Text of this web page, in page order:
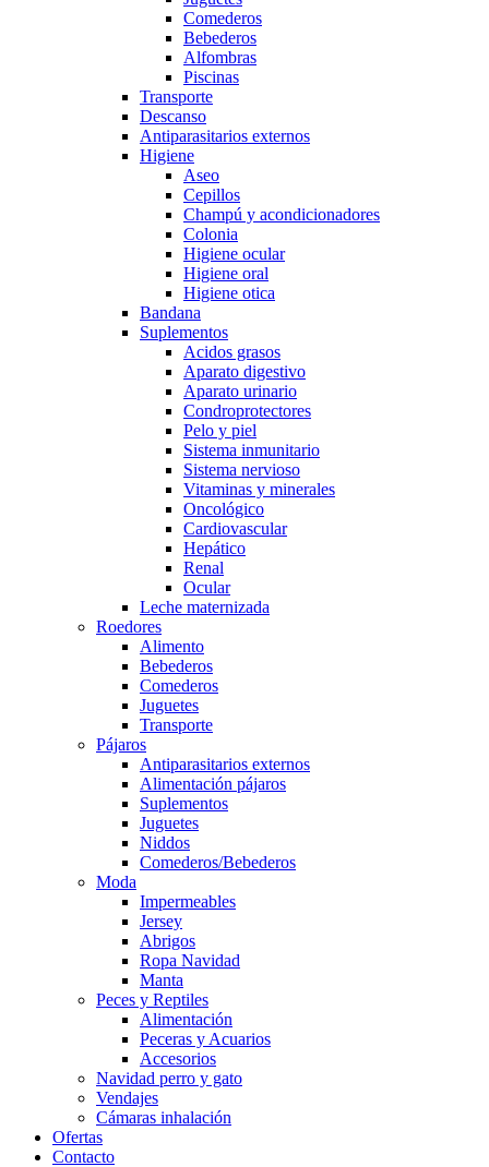
Comederos
Bebederos
Alfombras
Piscinas
Transporte
Descanso
Antiparasitarios externos
Higiene
Aseo
Cepillos
Champú y acondicionadores
Colonia
Higiene ocular
Higiene oral
Higiene otica
Bandana
Suplementos
Acidos grasos
Aparato digestivo
Aparato urinario
Condroprotectores
Pelo y piel
Sistema inmunitario
Sistema nervioso
Vitaminas y minerales
Oncológico
Cardiovascular
Hepático
Renal
Ocular
Leche maternizada
Roedores
Alimento
Bebederos
Comederos
Juguetes
Transporte
Pájaros
Antiparasitarios externos
Alimentación pájaros
Suplementos
Juguetes
Niddos
Comederos/Bebederos
Moda
Impermeables
Jersey
Abrigos
Ropa Navidad
Manta
Peces y Reptiles
Alimentación
Peceras y Acuarios
Accesorios
Navidad perro y gato
Vendajes
Cámaras inhalación
Ofertas
Contacto